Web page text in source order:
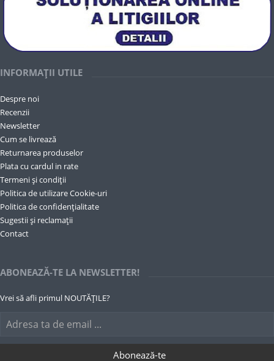
INFORMAȚII UTILE
Despre noi
Recenzii
Newsletter
Cum se livrează
Returnarea produselor
Plata cu cardul in rate
Termeni și condiții
Politica de utilizare Cookie-uri
Politica de confidențialitate
Sugestii și reclamații
Contact
ABONEAZĂ-TE LA NEWSLETTER!
Vrei să afli primul NOUTĂȚILE?